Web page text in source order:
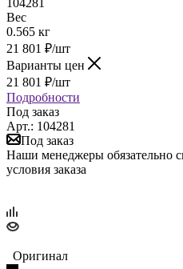
Вес
0.565 кг
21 801 ₽/шт
Варианты цен
21 801 ₽/шт
Подробности
Под заказ
Арт.: 104281
Под заказ
Наши менеджеры обязательно
условия заказа
Оригинал